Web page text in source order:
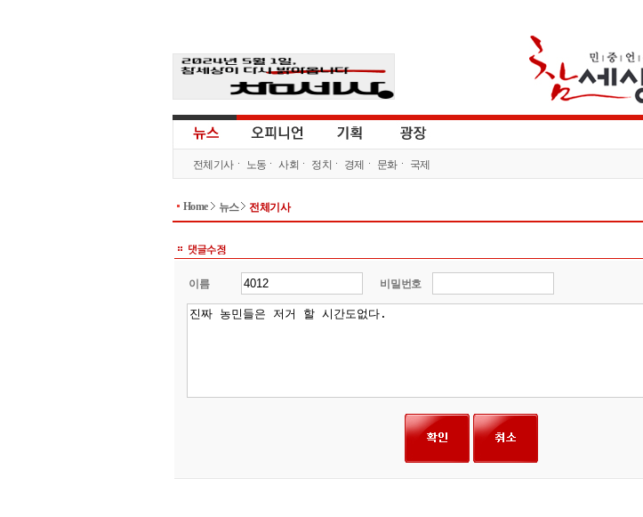
전체기사 노동 사회 정치 경제 문화 국제
Home 뉴스 전체기사
이름 비밀번호